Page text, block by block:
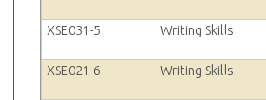
XSE031-5 Writing Skills
XSE021-6 Writing Skills